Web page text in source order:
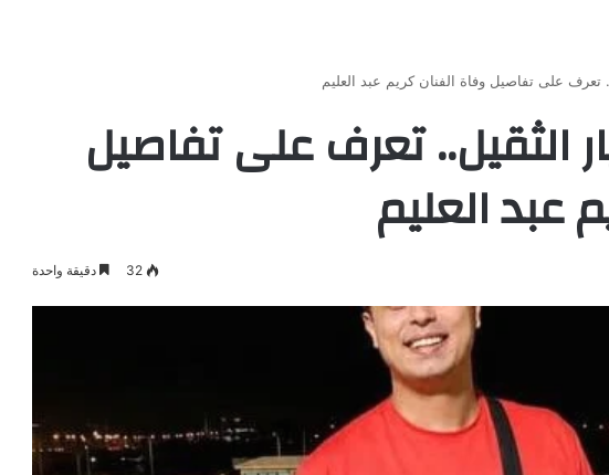
تعرف على تفاصيل وفاة الفنان كريم عبد العليم
الثقيل.. تعرف على تفاصيل
عبد العليم
32 دقيقة واحدة